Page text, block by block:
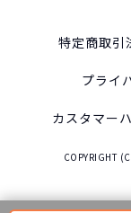
特定商取引
プライ
カスタマー
COPYRIGHT